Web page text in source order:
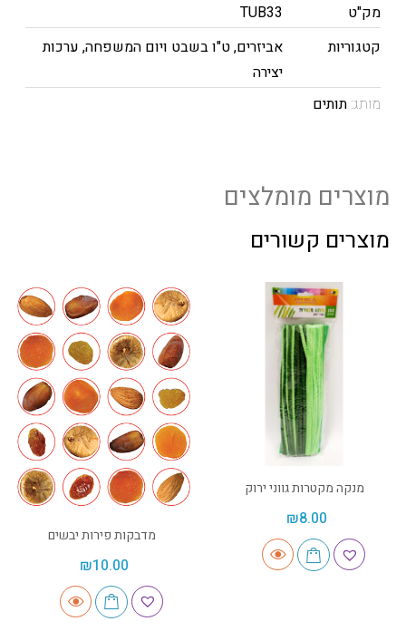
מק"ט
TUB33
קטגוריות
אביזרים,ט"ו בשבט ויום המשפחה, ערכות
יצירה
מותג: תותים
מוצרים מומלצים
מוצרים קשורים
מנקה מקטרות גווני ירוק
₪8.00
מדבקות פירות יבשים
₪10.00